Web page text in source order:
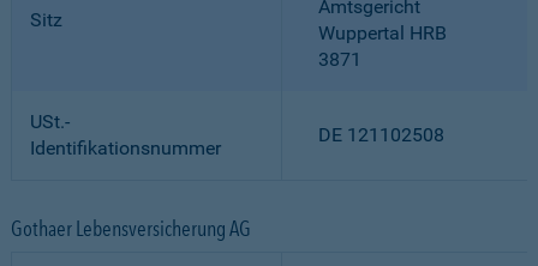
Sitz
Amtsgericht
Wuppertal HRB
3871
USt.-
Identifikationsnummer
DE 121102508
Gothaer Lebensversicherung AG